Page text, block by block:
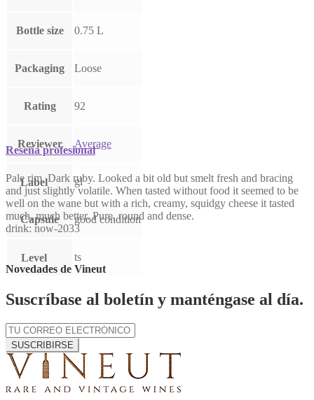
Bottle size 0.75 L
Packaging Loose
Rating 92
Reviewer Average
Label gl
Capsule good condition
Level ts
Reseña profesional
Pale rim. Dark ruby. Looked a bit old but smelt fresh and bracing
and just slightly volatile. When tasted without food it seemed to be
well on the wane but with a rich, creamy, squidgy cheese it tasted
much, much better. Pure, round and dense.
drink: now-2033
Novedades de Vineut
Suscríbase al boletín y manténgase al día.
SUSCRIBIRSE